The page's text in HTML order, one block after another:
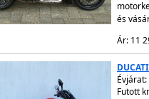
és
Ár: 11
Évjárat:
Futott